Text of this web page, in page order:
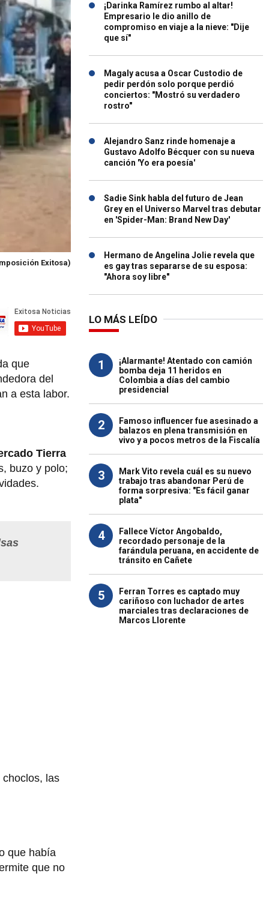
Exitosa)
que
del
a esta labor.
Tierra
buzo y polo;
las
que había
que no
¡Darinka Ramírez rumbo al altar!
Empresario le dio anillo de
compromiso en viaje a la nieve: "Dije
que sí"
Magaly acusa a Oscar Custodio de
pedir perdón solo porque perdió
conciertos: "Mostró su verdadero
rostro"
Alejandro Sanz rinde homenaje a
Gustavo Adolfo Bécquer con su nueva
canción 'Yo era poesía'
Sadie Sink habla del futuro de Jean
Grey en el Universo Marvel tras debutar
en 'Spider-Man: Brand New Day'
Hermano de Angelina Jolie revela que
es gay tras separarse de su esposa:
"Ahora soy libre"
LO MÁS LEÍDO
1
¡Alarmante! Atentado con camión
bomba deja 11 heridos en
Colombia a días del cambio
presidencial
2
Famoso influencer fue asesinado a
balazos en plena transmisión en
vivo y a pocos metros de la Fiscalía
3
Mark Vito revela cuál es su nuevo
trabajo tras abandonar Perú de
forma sorpresiva: "Es fácil ganar
plata"
4
Fallece Víctor Angobaldo,
recordado personaje de la
farándula peruana, en accidente de
tránsito en Cañete
5
Ferran Torres es captado muy
cariñoso con luchador de artes
marciales tras declaraciones de
Marcos Llorente